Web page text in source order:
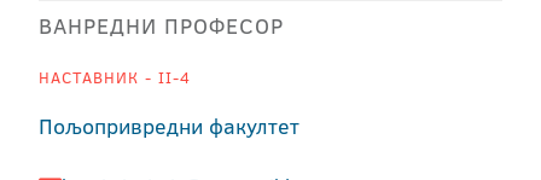
ВАНРЕДНИ ПРОФЕСОР
НАСТАВНИК - II-4
Пољопривредни факултет